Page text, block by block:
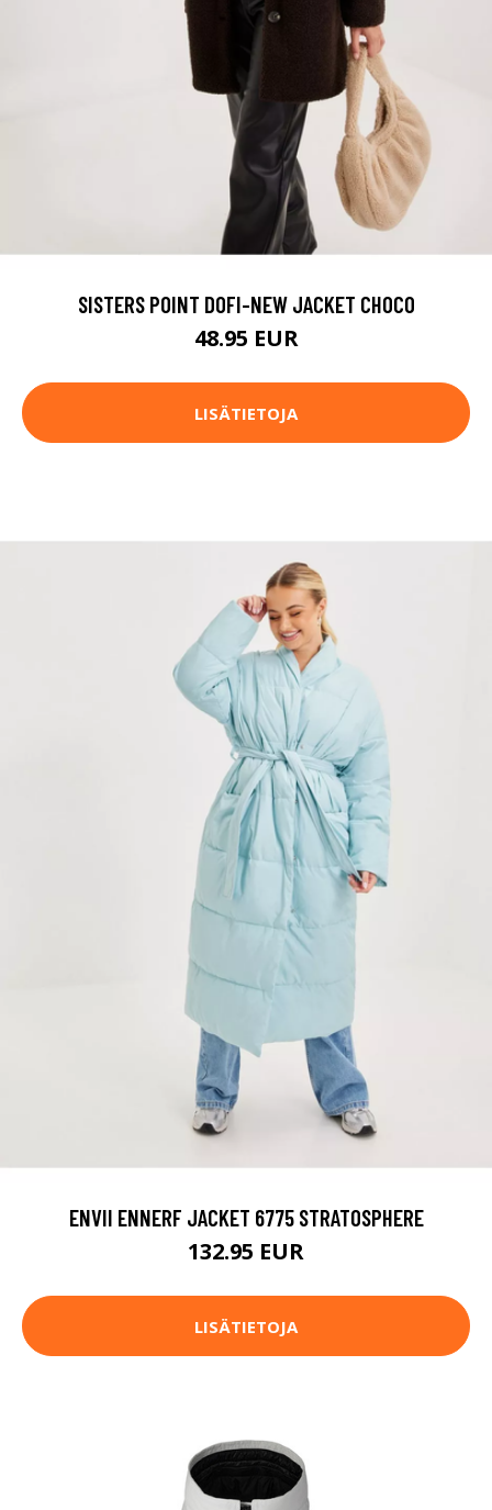
SISTERS POINT DOFI-NEW JACKET CHOCO
48.95 EUR
LISÄTIETOJA
ENVII ENNERF JACKET 6775 STRATOSPHERE
132.95 EUR
LISÄTIETOJA